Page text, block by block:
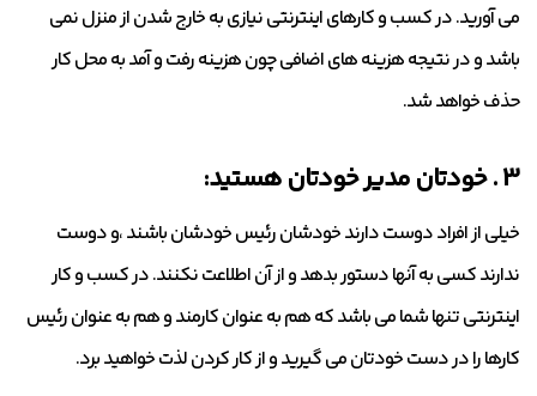
می آورید. در کسب و کارهای اینترنتی نیازی به خارج شدن از منزل نمی
باشد و در نتیجه هزینه های اضافی چون هزینه رفت و آمد به محل کار
حذف خواهد شد.
3 . خودتان مدیر خودتان هستید:
خیلی از افراد دوست دارند خودشان رئیس خودشان باشند ،و دوست
ندارند کسی به آنها دستور بدهد و از آن اطلاعت نکنند. در کسب و کار
اینترنتی تنها شما می باشد که هم به عنوان کارمند و هم به عنوان رئیس
کارها را در دست خودتان می گیرید و از کار کردن لذت خواهید برد.